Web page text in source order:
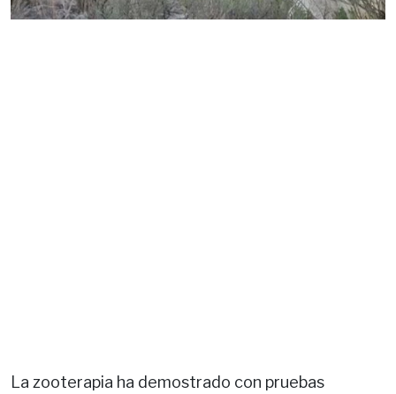
La zooterapia ha demostrado con pruebas